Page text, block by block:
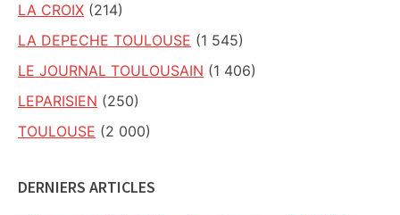
LA CROIX (214)
LA DEPECHE TOULOUSE (1 545)
LE JOURNAL TOULOUSAIN (1 406)
LEPARISIEN (250)
TOULOUSE (2 000)
DERNIERS ARTICLES